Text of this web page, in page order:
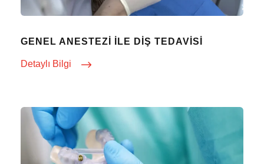
GENEL ANESTEZI ILE DIŞ TEDAVISI
Detaylı Bilgi